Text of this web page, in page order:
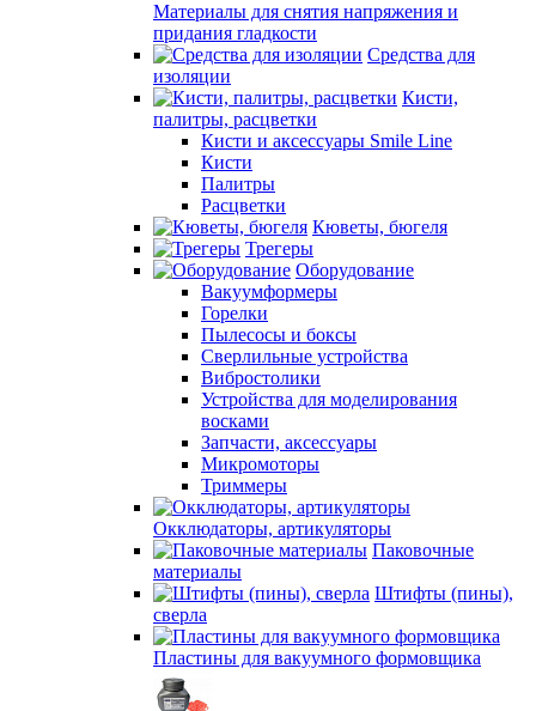
Материалы для снятия напряжения и
придания гладкости
Средства для
изоляции
Кисти,
палитры, расцветки
Кисти и аксессуары Smile Line
Кисти
Палитры
Расцветки
Кюветы, бюгеля
Трегеры
Оборудование
Вакуумформеры
Горелки
Пылесосы и боксы
Сверлильные устройства
Вибростолики
Устройства для моделирования
восками
Запчасти, аксессуары
Микромоторы
Триммеры
Окклюдаторы, артикуляторы
Паковочные
материалы
Штифты (пины),
сверла
Пластины для вакуумного формовщика